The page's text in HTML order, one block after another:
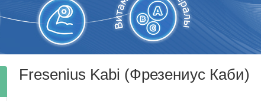
Fresenius Kabi (Фрезениус Каби)